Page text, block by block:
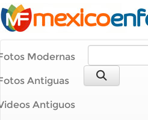
Modernas
Antiguas
Antiguos